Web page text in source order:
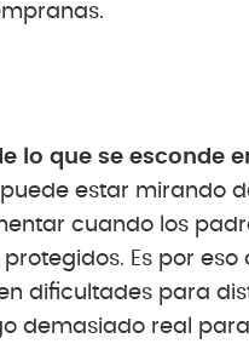
lo que se esconde
estar mirando
cuando los
Es por
dificultades para
demasiado real